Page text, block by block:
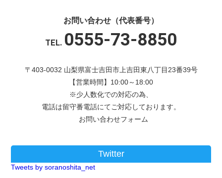
お問い合わせ（代表番号）
TEL. 0555-73-8850
〒403-0032 山梨県富士吉田市上吉田東八丁目23番39号
【営業時間】10:00～18:00
※少人数化での対応の為、
電話は留守番電話にてご対応しております。
お問い合わせフォーム
Twitter
Tweets by soranoshita_net